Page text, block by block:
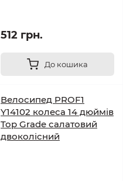
512 грн.
До кошика
Велосипед PROF1
Y14102 колеса 14 дюймів
Top Grade салатовий
двоколісний